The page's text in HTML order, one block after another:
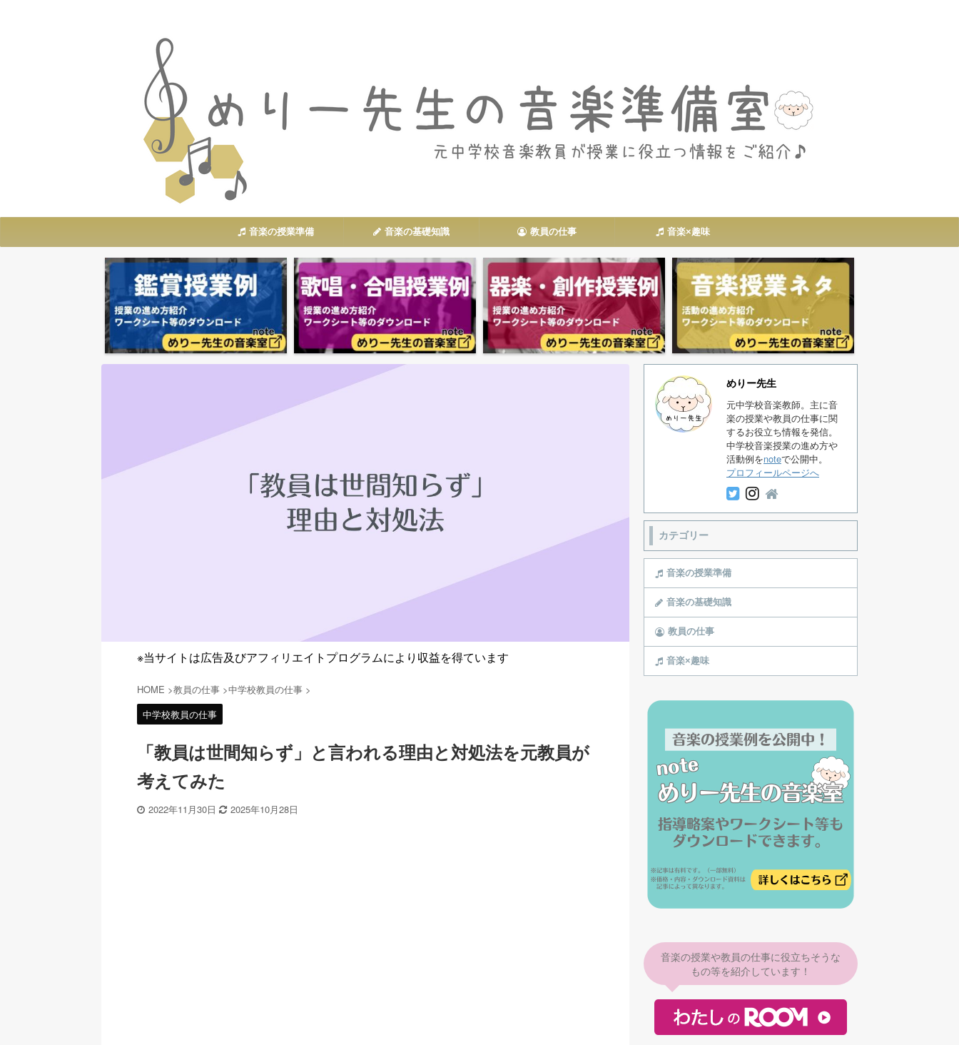
音楽の授業準備 音楽の基礎知識 教員の仕事 音楽×趣味
※当サイトは広告及びアフィリエイトプログラムにより収益を得ています
HOME >教員の仕事 >中学校教員の仕事 >
中学校教員の仕事
「教員は世間知らず」と言われる理由と対処法を元教員が
考えてみた
2022年11月30日 2025年10月28日
めりー先生
元中学校音楽教師。主に音
楽の授業や教員の仕事に関
するお役立ち情報を発信。
中学校音楽授業の進め方や
活動例をnoteで公開中。
プロフィールページへ
カテゴリー
音楽の授業準備
音楽の基礎知識
教員の仕事
音楽×趣味
音楽の授業や教員の仕事に役立ちそうな
もの等を紹介しています！